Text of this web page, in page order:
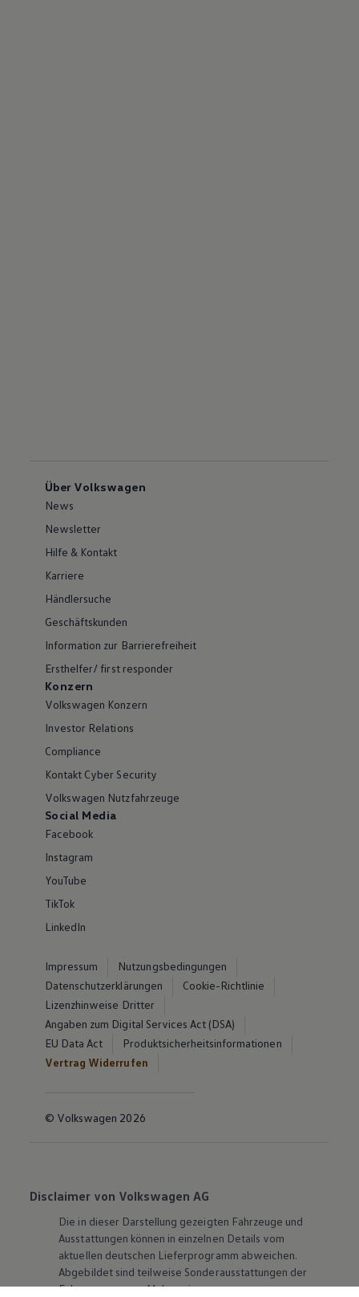
Über Volkswagen
News
Newsletter
Hilfe & Kontakt
Karriere
Händlersuche
Geschäftskunden
Information zur Barrierefreiheit
Ersthelfer/ first responder
Konzern
Volkswagen Konzern
Investor Relations
Compliance
Kontakt Cyber Security
Volkswagen Nutzfahrzeuge
Social Media
Facebook
Instagram
YouTube
TikTok
LinkedIn
Impressum
Nutzungsbedingungen
Datenschutzerklärungen
Cookie-Richtlinie
Lizenzhinweise Dritter
Angaben zum Digital Services Act (DSA)
EU Data Act
Produktsicherheitsinformationen
Vertrag Widerrufen
© Volkswagen 2026
Disclaimer von Volkswagen AG
Die in dieser Darstellung gezeigten Fahrzeuge und
Ausstattungen können in einzelnen Details vom
aktuellen deutschen Lieferprogramm abweichen.
Abgebildet sind teilweise Sonderausstattungen der
Fahrzeuge gegen Mehrpreis.